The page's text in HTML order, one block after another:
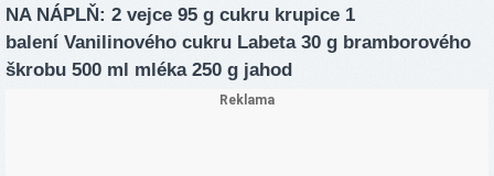
NA NÁPLŇ: 2 vejce 95 g cukru krupice 1
balení Vanilinového cukru Labeta 30 g bramborového
škrobu 500 ml mléka 250 g jahod